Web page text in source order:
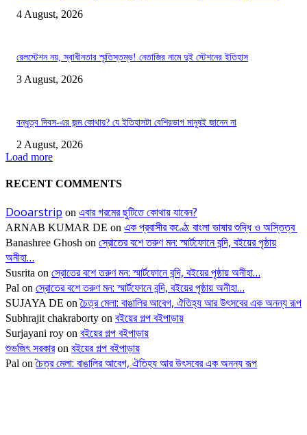
4 August, 2026
রেলস্টেশন নয়, স্বাধীনতার স্মৃতিস্তম্ভ! নেতাজির নামে দুই স্টেশনের ইতিহাস
3 August, 2026
বন্ধুত্ব দিবস-এর জন্ম কোথায়? যে ইতিহাসটা বেশিরভাগ মানুষই জানেন না
2 August, 2026
Load more
RECENT COMMENTS
Dooarstrip on এবার গরমের ছুটিতে কোথায় যাবেন?
ARNAB KUMAR DE on এক প্রবাসীর কণ্ঠে: বাংলা ভাষার শুদ্ধি ও অস্তিত্ব
Banashree Ghosh on স্রোতের বশে তরুণ মন: স্মার্টফোনে বন্দি, বইয়ের পৃষ্ঠায়
অনীহা…
Susrita on স্রোতের বশে তরুণ মন: স্মার্টফোনে বন্দি, বইয়ের পৃষ্ঠায় অনীহা…
Pal on স্রোতের বশে তরুণ মন: স্মার্টফোনে বন্দি, বইয়ের পৃষ্ঠায় অনীহা…
SUJAYA DE onচৈত্র মেলা: বাঙালির আবেগ, ঐতিহ্য আর উৎসবের এক অনন্য রূপ
Subhrajit chakraborty on বইয়ের গল্প বইপাড়ায়
Surjayani roy on বইয়ের গল্প বইপাড়ায়
শুভজিৎ সরকারon বইয়ের গল্প বইপাড়ায়
Pal onচৈত্র মেলা: বাঙালির আবেগ, ঐতিহ্য আর উৎসবের এক অনন্য রূপ